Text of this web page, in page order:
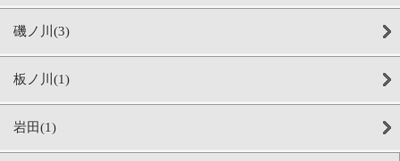
磯ノ川(3)
板ノ川(1)
岩田(1)